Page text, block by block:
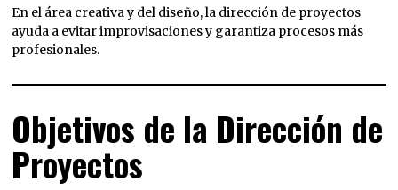
En el área creativa y del diseño, la dirección de proyectos
ayuda a evitar improvisaciones y garantiza procesos más
profesionales.
Objetivos de la Dirección de
Proyectos